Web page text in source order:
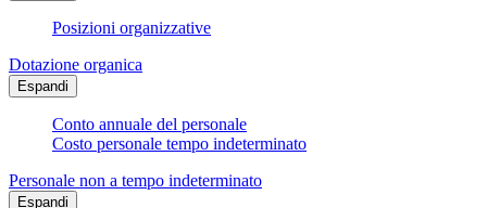
Posizioni organizzative
Dotazione organica
Espandi
Conto annuale del personale
Costo personale tempo indeterminato
Personale non a tempo indeterminato
Espandi